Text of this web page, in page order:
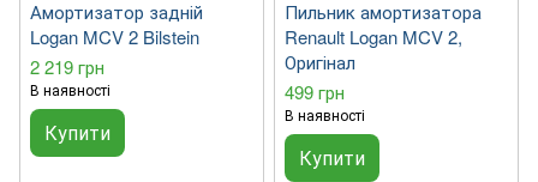
Амортизатор задній
Logan MCV 2 Bilstein
2 219 грн
В наявності
Купити
Пильник амортизатора
Renault Logan MCV 2,
Оригінал
499 грн
В наявності
Купити